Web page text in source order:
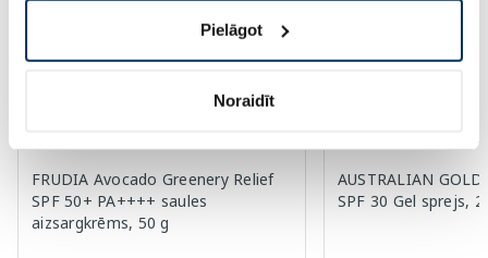
Pielāgot
Noraidīt
FRUDIA Avocado Greenery Relief
SPF 50+ PA++++ saules
aizsargkrēms, 50 g
AUSTRALIAN
SPF 30 Gel sprejs,